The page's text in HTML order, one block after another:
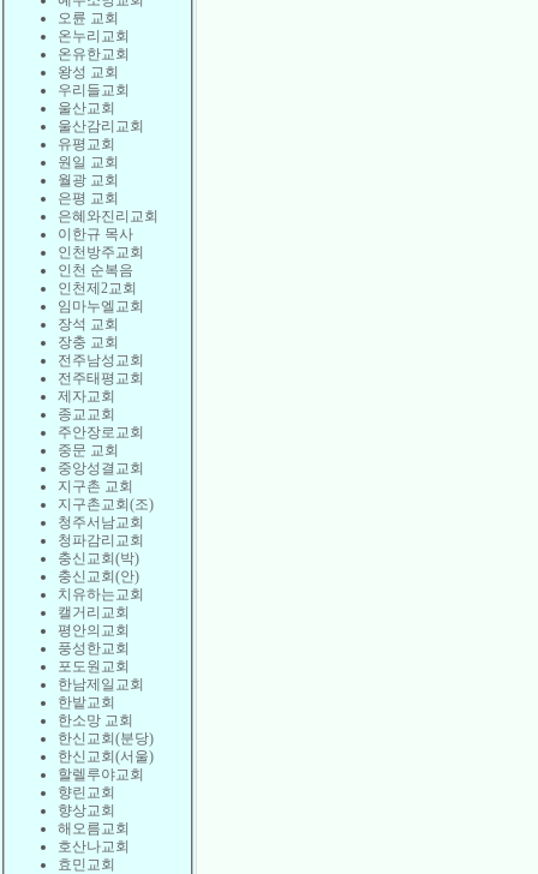
오륜 교회
온누리교회
온유한교회
왕성 교회
우리들교회
울산교회
울산감리교회
유평교회
원일 교회
월광 교회
은평 교회
은혜와진리교회
이한규 목사
인천방주교회
인천 순복음
인천제2교회
임마누엘교회
장석 교회
장충 교회
전주남성교회
전주태평교회
제자교회
종교교회
주안장로교회
중문 교회
중앙성결교회
지구촌 교회
지구촌교회(조)
청주서남교회
청파감리교회
충신교회(박)
충신교회(안)
치유하는교회
캘거리교회
평안의교회
풍성한교회
포도원교회
한남제일교회
한밭교회
한소망 교회
한신교회(분당)
한신교회(서울)
할렐루야교회
향린교회
향상교회
해오름교회
호산나교회
효민교회